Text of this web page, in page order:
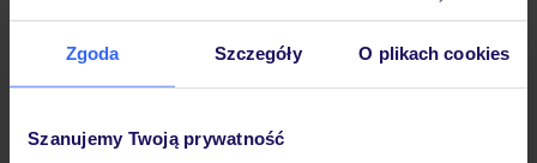
Zgoda Szczegóły O plikach cookies
Szanujemy Twoją prywatność
Hotel